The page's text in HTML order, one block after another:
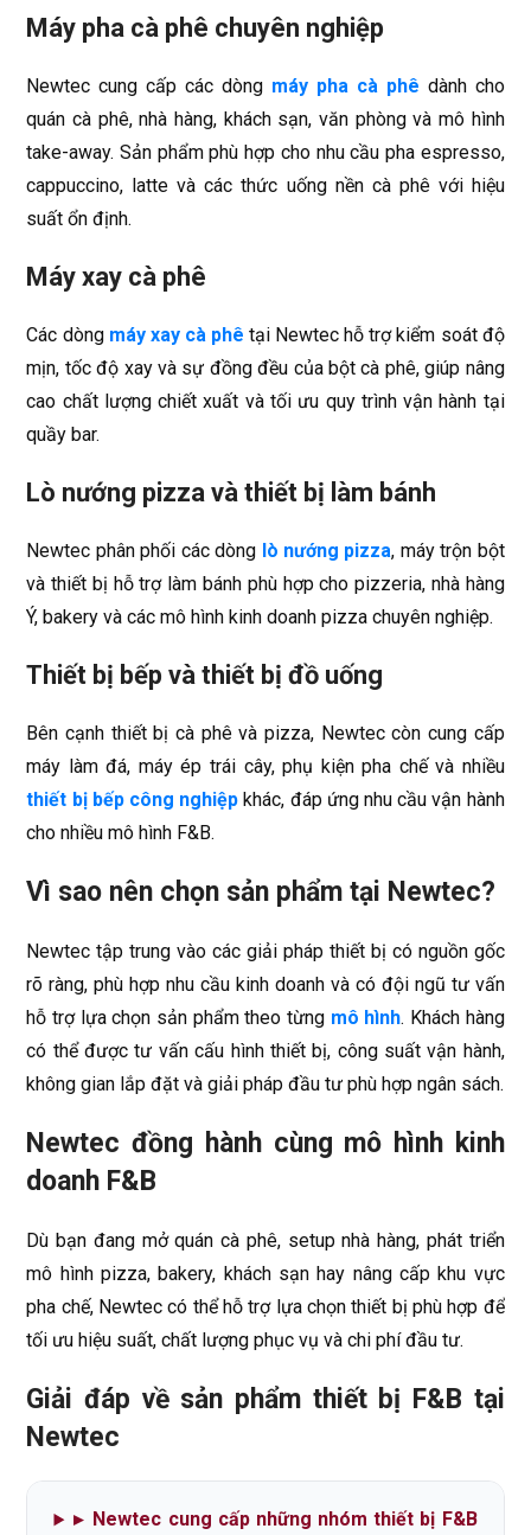
Máy pha cà phê chuyên nghiệp
Newtec cung cấp các dòng máy pha cà phê dành cho
quán cà phê, nhà hàng, khách sạn, văn phòng và mô hình
take-away. Sản phẩm phù hợp cho nhu cầu pha espresso,
cappuccino, latte và các thức uống nền cà phê với hiệu
suất ổn định.
Máy xay cà phê
Các dòng máy xay cà phê tại Newtec hỗ trợ kiểm soát độ
mịn, tốc độ xay và sự đồng đều của bột cà phê, giúp nâng
cao chất lượng chiết xuất và tối ưu quy trình vận hành tại
quầy bar.
Lò nướng pizza và thiết bị làm bánh
Newtec phân phối các dòng lò nướng pizza, máy trộn bột
và thiết bị hỗ trợ làm bánh phù hợp cho pizzeria, nhà hàng
Ý, bakery và các mô hình kinh doanh pizza chuyên nghiệp.
Thiết bị bếp và thiết bị đồ uống
Bên cạnh thiết bị cà phê và pizza, Newtec còn cung cấp
máy làm đá, máy ép trái cây, phụ kiện pha chế và nhiều
thiết bị bếp công nghiệp khác, đáp ứng nhu cầu vận hành
cho nhiều mô hình F&B.
Vì sao nên chọn sản phẩm tại Newtec?
Newtec tập trung vào các giải pháp thiết bị có nguồn gốc
rõ ràng, phù hợp nhu cầu kinh doanh và có đội ngũ tư vấn
hỗ trợ lựa chọn sản phẩm theo từng mô hình. Khách hàng
có thể được tư vấn cấu hình thiết bị, công suất vận hành,
không gian lắp đặt và giải pháp đầu tư phù hợp ngân sách.
Newtec đồng hành cùng mô hình kinh
doanh F&B
Dù bạn đang mở quán cà phê, setup nhà hàng, phát triển
mô hình pizza, bakery, khách sạn hay nâng cấp khu vực
pha chế, Newtec có thể hỗ trợ lựa chọn thiết bị phù hợp để
tối ưu hiệu suất, chất lượng phục vụ và chi phí đầu tư.
Giải đáp về sản phẩm thiết bị F&B tại
Newtec
▸ Newtec cung cấp những nhóm thiết bị F&B